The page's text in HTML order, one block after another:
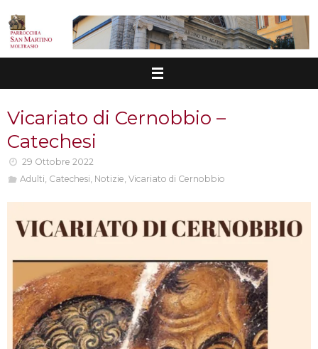
Vai
contenuto
Vicariato di Cernobbio –
Catechesi
29 Ottobre 2022
Adulti Catechesi Notizie Vicariato di Cernobbio